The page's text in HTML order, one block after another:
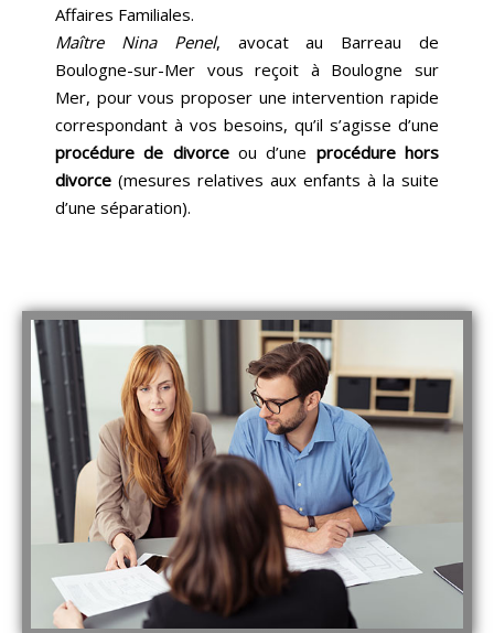
Affaires Familiales.
Maître Nina Penel, avocat au Barreau de
Boulogne-sur-Mer vous reçoit à Boulogne sur
Mer, pour vous proposer une intervention rapide
correspondant à vos besoins, qu’il s’agisse d’une
procédure de divorceou d’une procédure hors
divorce (mesures relatives aux enfants à la suite
d’une séparation).